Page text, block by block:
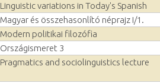
Linguistic variations in Today's Spanish
Magyar és összehasonlító néprajz I/1.
Modern politikai filozófia
Országismeret 3
Pragmatics and sociolinguistics lecture